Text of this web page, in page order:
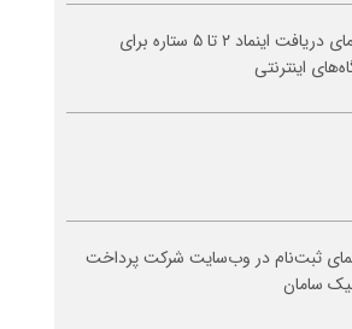
راهنمای دریافت اینماد ۲ تا ۵ ستاره برای
اینترنتی
ثبت‌نام در وب‌سایت شرکت پرداخت
سامان